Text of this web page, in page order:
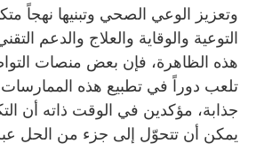
وتعزيز الوعي الصحي وتبنيها نهجاً
التوعية والوقاية والعلاج والدعم
هذه الظاهرة، فإن بعض منصات
تلعب دوراً في تطبيع هذه الممارسات
جذابة، مؤكدين في الوقت ذاته أن
يمكن أن تتحوّل إلى جزء من الحل